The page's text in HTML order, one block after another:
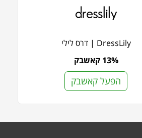
DressLily | דרס לילי
13% קאשבק
הפעל קאשבק